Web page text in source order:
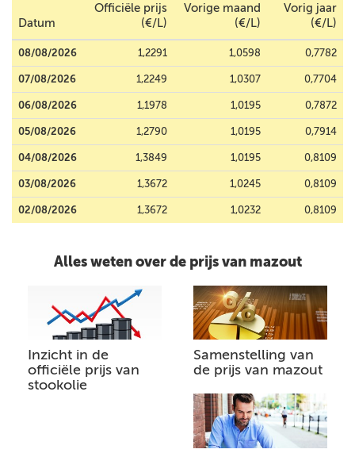
Datum
Officiële prijs
(€/L)
Vorige maand
(€/L)
Vorig jaar
(€/L)
08/08/2026 1,2291 1,0598 0,7782
07/08/2026 1,2249 1,0307 0,7704
06/08/2026 1,1978 1,0195 0,7872
05/08/2026 1,2790 1,0195 0,7914
04/08/2026 1,3849 1,0195 0,8109
03/08/2026 1,3672 1,0245 0,8109
02/08/2026 1,3672 1,0232 0,8109
Alles weten over de prijs van mazout
Inzicht in de
officiële prijs van
stookolie
Samenstelling van
de prijs van mazout